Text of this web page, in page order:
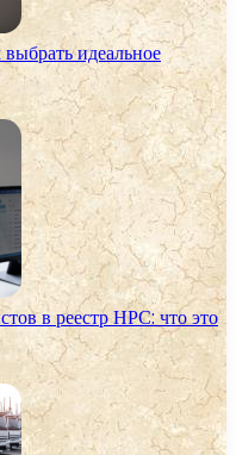
идеальное
в реестр НРС: что это